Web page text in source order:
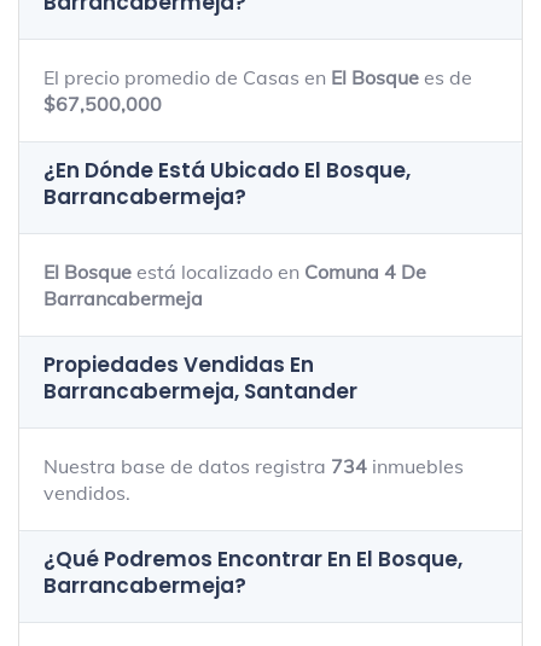
El precio promedio de Casas en El Bosque es de
$67,500,000
¿En Dónde Está Ubicado El Bosque,
Barrancabermeja?
El Bosque está localizado en Comuna 4 De
Barrancabermeja
Propiedades Vendidas En
Barrancabermeja, Santander
Nuestra base de datos registra 734 inmuebles
vendidos.
¿Qué Podremos Encontrar En El Bosque,
Barrancabermeja?